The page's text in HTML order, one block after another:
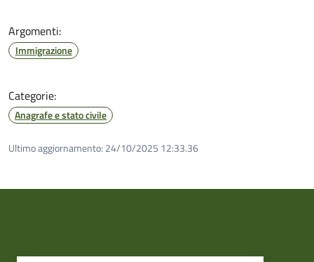
Argomenti:
Immigrazione
Categorie:
Anagrafe e stato civile
Ultimo aggiornamento: 24/10/2025 12:33.36